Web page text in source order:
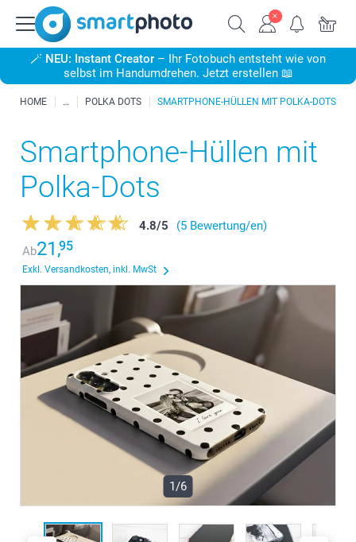
🪄 NEU: Instant Creator – Ihr Fotobuch entsteht wie von
selbst im Handumdrehen. Jetzt erstellen 📖
HOME POLKA DOTS SMARTPHONE-HÜLLEN MIT POLKA-DOTS
Smartphone-Hüllen mit
Polka-Dots
4.8/5
(5 Bewertung/en)
Ab21,95
Exkl. Versandkosten, inkl. MwSt
1/6